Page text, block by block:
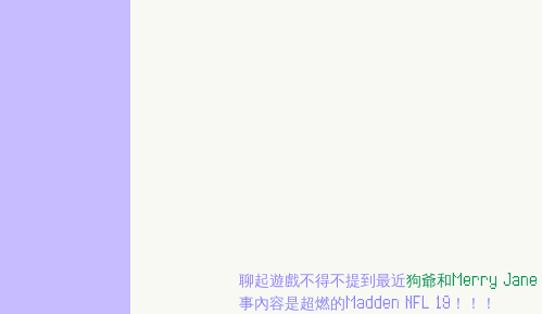
聊起遊戲不得不提到最近狗爺和Merry Jane
事內容是超燃的Madden NFL 19！！！